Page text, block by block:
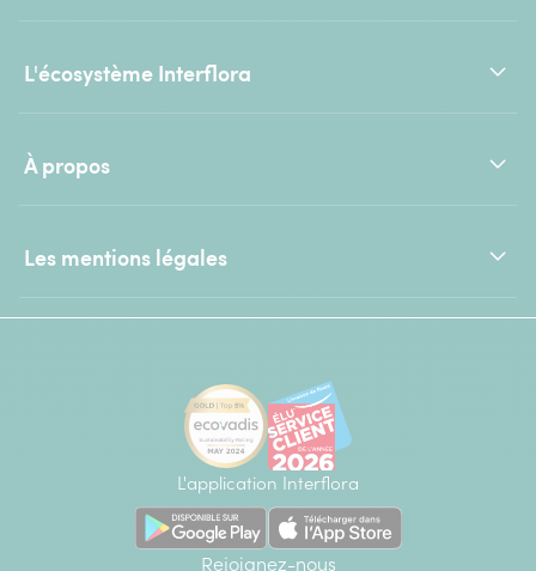
L'écosystème Interflora
À propos
Les mentions légales
L'application Interflora
Rejoignez-nous